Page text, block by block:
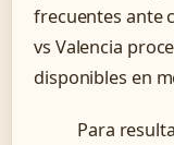
frecuentes ante
vs Valencia
disponibles en
Para